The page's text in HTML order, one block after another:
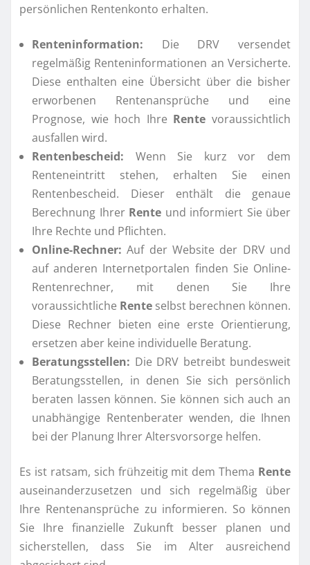
persönlichen Rentenkonto erhalten.
Renteninformation: Die DRV versendet
regelmäßig Renteninformationen an Versicherte.
Diese enthalten eine Übersicht über die bisher
erworbenen Rentenansprüche und eine
Prognose, wie hoch Ihre Rente voraussichtlich
ausfallen wird.
Rentenbescheid: Wenn Sie kurz vor dem
Renteneintritt stehen, erhalten Sie einen
Rentenbescheid. Dieser enthält die genaue
Berechnung Ihrer Rente und informiert Sie über
Ihre Rechte und Pflichten.
Online-Rechner: Auf der Website der DRV und
auf anderen Internetportalen finden Sie Online-
Rentenrechner, mit denen Sie Ihre
voraussichtliche Rente selbst berechnen können.
Diese Rechner bieten eine erste Orientierung,
ersetzen aber keine individuelle Beratung.
Beratungsstellen: Die DRV betreibt bundesweit
Beratungsstellen, in denen Sie sich persönlich
beraten lassen können. Sie können sich auch an
unabhängige Rentenberater wenden, die Ihnen
bei der Planung Ihrer Altersvorsorge helfen.
Es ist ratsam, sich frühzeitig mit dem Thema Rente
auseinanderzusetzen und sich regelmäßig über
Ihre Rentenansprüche zu informieren. So können
Sie Ihre finanzielle Zukunft besser planen und
sicherstellen, dass Sie im Alter ausreichend